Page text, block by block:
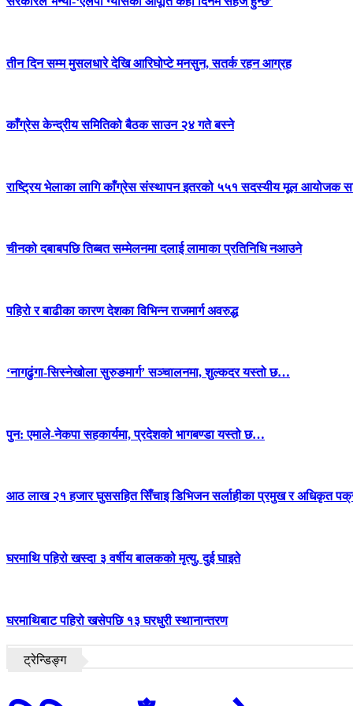
तीन दिन सम्म मुसलधारे देखि आरिघोप्टे मनसुन, सतर्क रहन आग्रह
काँग्रेस केन्द्रीय समितिको बैठक साउन २४ गते बस्ने
राष्ट्रिय भेलाका लागि काँग्रेस संस्थापन इतरको ५५१ सदस्यीय मूल आयोजक
चीनको दबाबपछि तिब्बत सम्मेलनमा दलाई लामाका प्रतिनिधि नआउने
पहिरो र बाढीका कारण देशका विभिन्न राजमार्ग अवरुद्ध
‘नागढुंगा-सिस्नेखोला सुरुङमार्ग’ सञ्चालनमा, शुल्कदर यस्तो छ…
पुन: एमाले-नेकपा सहकार्यमा, प्रदेशको भागबण्डा यस्तो छ…
आठ लाख २१ हजार घुससहित सिँचाइ डिभिजन सर्लाहीका प्रमुख र अधिकृत
घरमाथि पहिरो खस्दा ३ वर्षीय बालकको मृत्यु, दुई घाइते
घरमाथिबाट पहिरो खसेपछि १३ घरधुरी स्थानान्तरण
ट्रेन्डिङ्ग